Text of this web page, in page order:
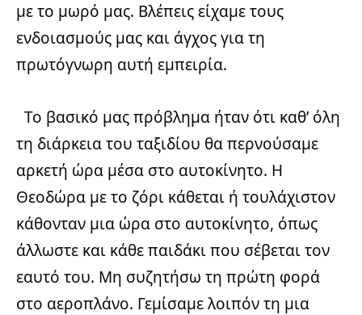
με το μωρό μας. Βλέπεις είχαμε τους
ενδοιασμούς μας και άγχος για τη
πρωτόγνωρη αυτή εμπειρία.
Το βασικό μας πρόβλημα ήταν ότι καθ’ όλη
τη διάρκεια του ταξιδίου θα περνούσαμε
αρκετή ώρα μέσα στο αυτοκίνητο. Η
Θεοδώρα με το ζόρι κάθεται ή τουλάχιστον
κάθονταν μια ώρα στο αυτοκίνητο, όπως
άλλωστε και κάθε παιδάκι που σέβεται τον
εαυτό του. Μη συζητήσω τη πρώτη φορά
στο αεροπλάνο. Γεμίσαμε λοιπόν τη μια